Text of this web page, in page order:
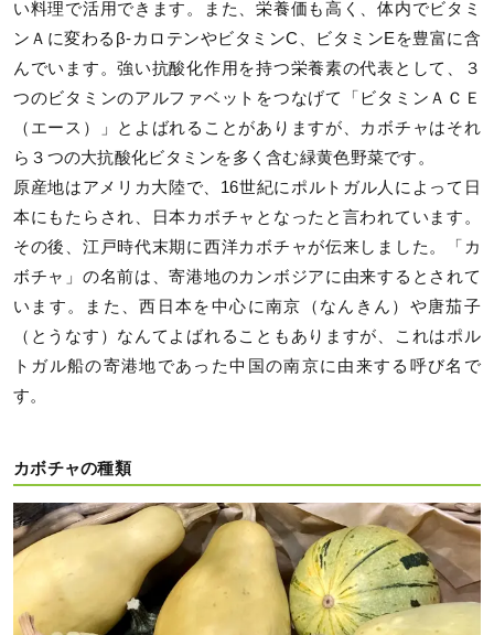
い料理で活用できます。また、栄養価も高く、体内でビタミ
ンＡに変わるβ-カロテンやビタミンC、ビタミンEを豊富に含
んでいます。強い抗酸化作用を持つ栄養素の代表として、３
つのビタミンのアルファベットをつなげて「ビタミンＡＣＥ
（エース）」とよばれることがありますが、カボチャはそれ
ら３つの大抗酸化ビタミンを多く含む緑黄色野菜です。
原産地はアメリカ大陸で、16世紀にポルトガル人によって日
本にもたらされ、日本カボチャとなったと言われています。
その後、江戸時代末期に西洋カボチャが伝来しました。「カ
ボチャ」の名前は、寄港地のカンボジアに由来するとされて
います。また、西日本を中心に南京（なんきん）や唐茄子
（とうなす）なんてよばれることもありますが、これはポル
トガル船の寄港地であった中国の南京に由来する呼び名で
す。
カボチャの種類